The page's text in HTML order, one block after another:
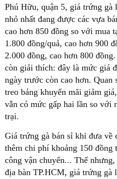
Phú Hữu, quận 5, giá trứng gà
nhỏ nhất đang được các vựa
cao hơn 850 đồng so với mua
1.800 đồng/quả, cao hơn 900
2.000 đồng, cao hơn 800
còn giải thích: đây là mức giá
ngày trước còn cao hơn. Quan
treo bảng khuyến mãi giảm
vẫn có mức gấp hai lần so với
trại.
Giá trứng gà bán sỉ khi đưa về
thêm chi phí khoảng 150 đồng
công vận chuyển... Thế
địa bàn TP.HCM, giá trứng